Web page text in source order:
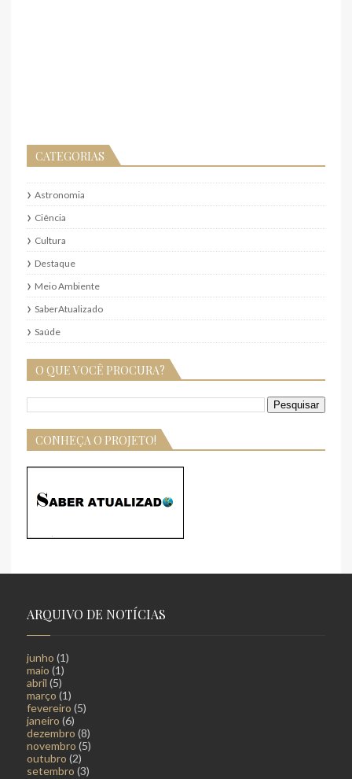
CATEGORIAS
Astronomia
Ciência
Cultura
Destaque
Meio Ambiente
SaberAtualizado
Saúde
O QUE VOCÊ PROCURA?
CONHEÇA O PROJETO!
ARQUIVO DE NOTÍCIAS
junho (1)
maio (1)
abril (5)
março (1)
fevereiro (5)
janeiro (6)
dezembro (8)
novembro (5)
outubro (2)
setembro (3)